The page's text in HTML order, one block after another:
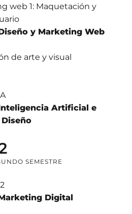
web 1: Maquetación y
y Marketing Web
de arte y visual
Artificial e
SEMESTRE
Digital